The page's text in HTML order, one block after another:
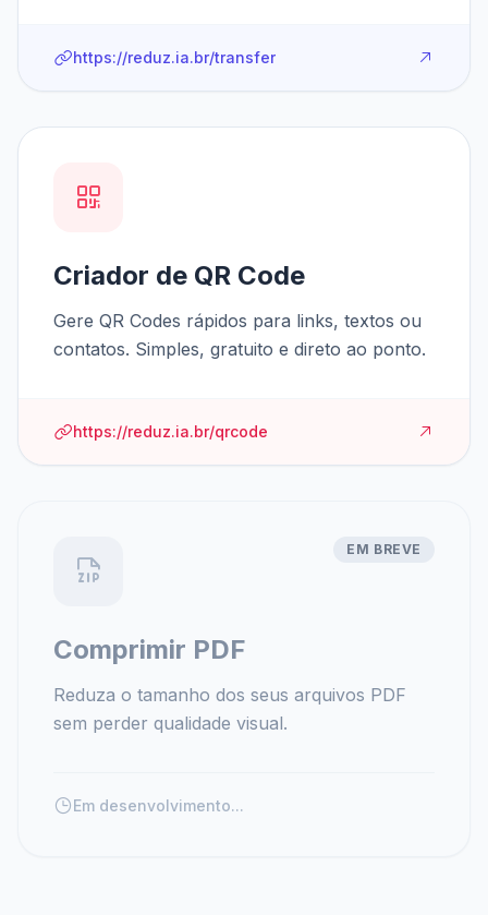
https://reduz.ia.br/transfer
Criador de QR Code
Gere QR Codes rápidos para links, textos ou
contatos. Simples, gratuito e direto ao ponto.
https://reduz.ia.br/qrcode
EM BREVE
Comprimir PDF
Reduza o tamanho dos seus arquivos PDF
sem perder qualidade visual.
Em desenvolvimento...